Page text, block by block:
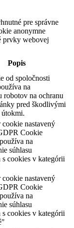
pre správne
anonymne
prvky webovej
Popis
od spoločnosti
na
robotov na ochranu
pred škodlivými
cookie nastavený
Cookie
na
súhlasu
cookies v kategórii
cookie nastavený
Cookie
na
súhlasu
cookies v kategórii